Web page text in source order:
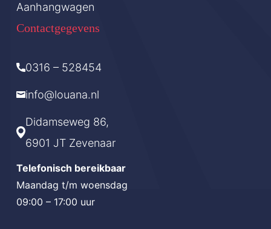
Aanhangwagen
Contactgegevens
0316 – 528454
info@louana.nl
Didamseweg 86,
6901 JT Zevenaar
Telefonisch bereikbaar
Maandag t/m woensdag
09:00 – 17:00 uur